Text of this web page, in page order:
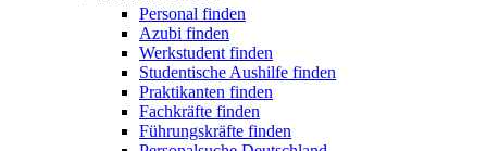
Personal finden
Azubi finden
Werkstudent finden
Studentische Aushilfe finden
Praktikanten finden
Fachkräfte finden
Führungskräfte finden